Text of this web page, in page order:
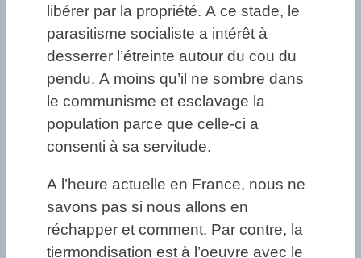
libérer par la propriété. A ce stade, le
parasitisme socialiste a intérêt à
desserrer l’étreinte autour du cou du
pendu. A moins qu’il ne sombre dans
le communisme et esclavage la
population parce que celle-ci a
consenti à sa servitude.
A l’heure actuelle en France, nous ne
savons pas si nous allons en
réchapper et comment. Par contre, la
tiermondisation est à l’oeuvre avec le